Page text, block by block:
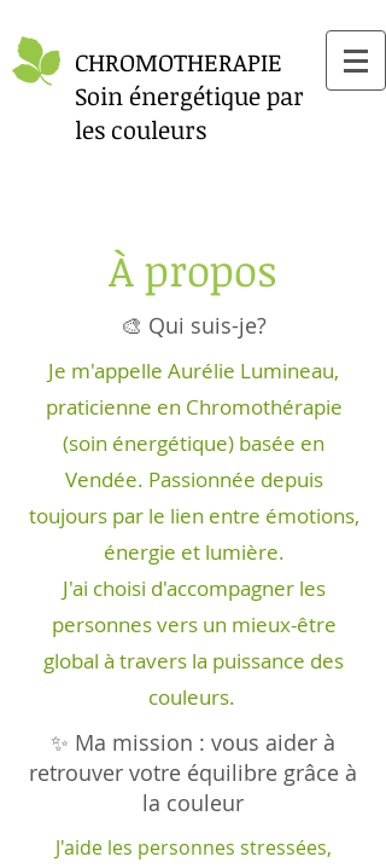
CHROMOTHERAPIE
Soin énergétique par
les couleurs
À propos
🎨 Qui suis-je?
Je m'appelle Aurélie Lumineau,
praticienne en Chromothérapie
(soin énergétique) basée en
Vendée. Passionnée depuis
toujours par le lien entre émotions,
énergie et lumière.
J'ai choisi d'accompagner les
personnes vers un mieux-être
global à travers la puissance des
couleurs.
✨ Ma mission : vous aider à
retrouver votre équilibre grâce à
la couleur
J'aide les personnes stressées,